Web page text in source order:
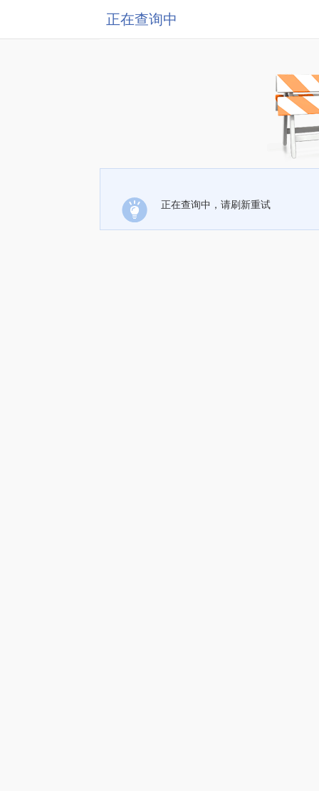
正在查询中
正在查询中，请刷新重试